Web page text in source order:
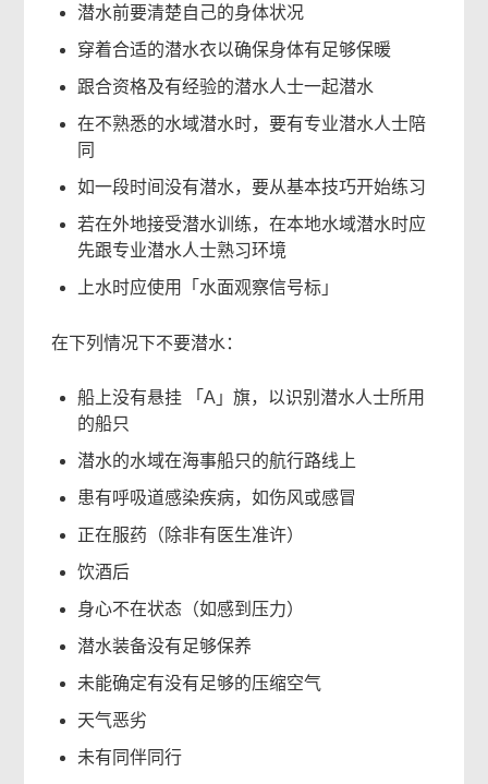
潜水前要清楚自己的身体状况
穿着合适的潜水衣以确保身体有足够保暖
跟合资格及有经验的潜水人士一起潜水
在不熟悉的水域潜水时，要有专业潜水人士陪
同
如一段时间没有潜水，要从基本技巧开始练习
若在外地接受潜水训练，在本地水域潜水时应
先跟专业潜水人士熟习环境
上水时应使用「水面观察信号标」
在下列情况下不要潜水：
船上没有悬挂 「A」旗，以识别潜水人士所用
的船只
潜水的水域在海事船只的航行路线上
患有呼吸道感染疾病，如伤风或感冒
正在服药（除非有医生准许）
饮酒后
身心不在状态（如感到压力）
潜水装备没有足够保养
未能确定有没有足够的压缩空气
天气恶劣
未有同伴同行